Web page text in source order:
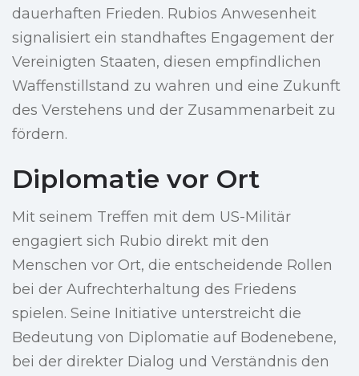
dauerhaften Frieden. Rubios Anwesenheit
signalisiert ein standhaftes Engagement der
Vereinigten Staaten, diesen empfindlichen
Waffenstillstand zu wahren und eine Zukunft
des Verstehens und der Zusammenarbeit zu
fördern.
Diplomatie vor Ort
Mit seinem Treffen mit dem US-Militär
engagiert sich Rubio direkt mit den
Menschen vor Ort, die entscheidende Rollen
bei der Aufrechterhaltung des Friedens
spielen. Seine Initiative unterstreicht die
Bedeutung von Diplomatie auf Bodenebene,
bei der direkter Dialog und Verständnis den